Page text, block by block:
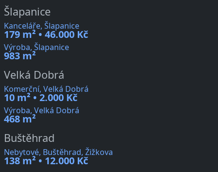
Šlapanice
Kanceláře, Šlapanice
179 m² • 46.000 Kč
Výroba, Šlapanice
983 m²
Velká Dobrá
Komerční, Velká Dobrá
10 m² • 2.000 Kč
Výroba, Velká Dobrá
468 m²
Buštěhrad
Nebytové, Buštěhrad, Žižkova
138 m² • 12.000 Kč